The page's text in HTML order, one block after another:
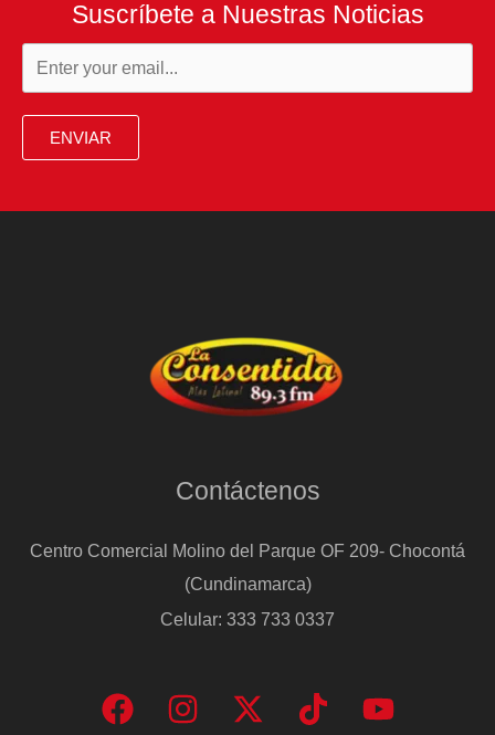
Suscríbete a Nuestras Noticias
ENVIAR
Contáctenos
Centro Comercial Molino del Parque OF 209- Chocontá
(Cundinamarca)
Celular: 333 733 0337